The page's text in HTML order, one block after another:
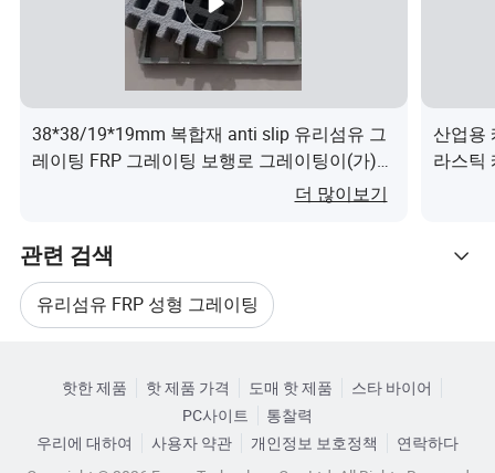
싱베이는 성실하고 상호 이익을 바탕으로 전 세계 고객과
장기적인 좋은 비즈니스 관계를 구축하기를 진심으로 희망
합니다. 우리는 함께 일하고 기쁘게 생각합니다. 그리고 마
침내 만족한 제품을 가져다 드립니다.
우리의 장점
60일 이내에 구매자가 클레임을 제기해야 합니다. 수량 불
일치가 있는 동안, 구매자가 목적지 항구에 상품이 도착한
후 15일 이내에 클레임을 제기해야 합니다.
조사 보고서가 포함되어야 합니다.
3.청구 대상 책임자의 책임이 판매자의 나머지 부분에 있는
경우, 판매자는 청구 접수 후 20일 이내에 합의서 제시와 함
38*38/19*19mm 복합재 anti slip 유리섬유 그
레이팅 FRP 그레이팅 보행로 그레이팅이(가)
더 많이보기
산업용
라스틱
관련 검색
유리섬유 FRP 성형 그레이팅
프리폼 플라스틱 그레이팅으로부터의 Grp
카테고리로 찾아보기
핫한 제품 핫 제품 가격 도매 핫 제품
스타 바이어
PC사이트
통찰력
우리에 대하여
사용자 약관 개인정보 보호정책
연락하다